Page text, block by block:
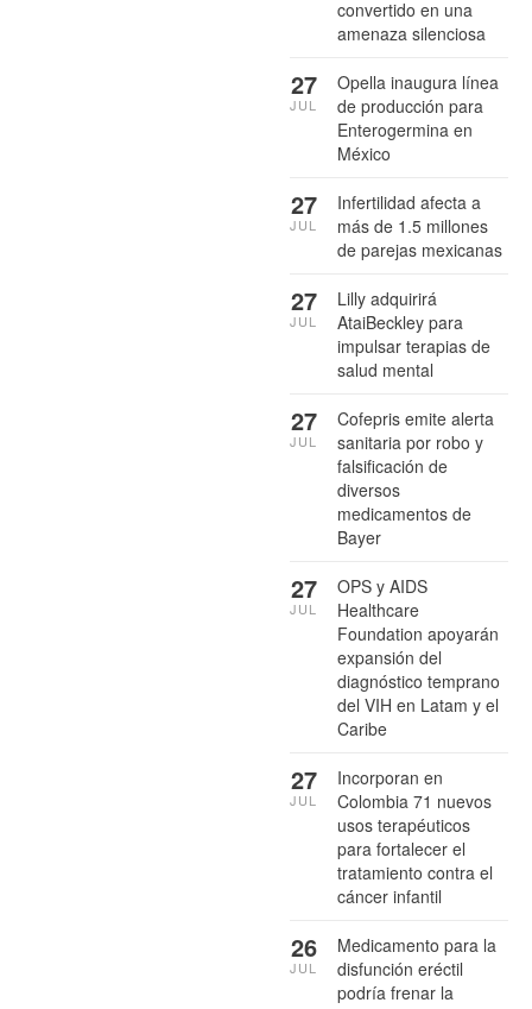
convertido en una
amenaza silenciosa
Opella inaugura línea
de producción para
Enterogermina en
México
27
JUL
Infertilidad afecta a
más de 1.5 millones
de parejas mexicanas
27
JUL
Lilly adquirirá
AtaiBeckley para
impulsar terapias de
salud mental
27
JUL
Cofepris emite alerta
sanitaria por robo y
falsificación de
diversos
medicamentos de
Bayer
27
JUL
OPS y AIDS
Healthcare
Foundation apoyarán
expansión del
diagnóstico temprano
del VIH en Latam y el
Caribe
27
JUL
Incorporan en
Colombia 71 nuevos
usos terapéuticos
para fortalecer el
tratamiento contra el
cáncer infantil
27
JUL
Medicamento para la
disfunción eréctil
podría frenar la
26
JUL